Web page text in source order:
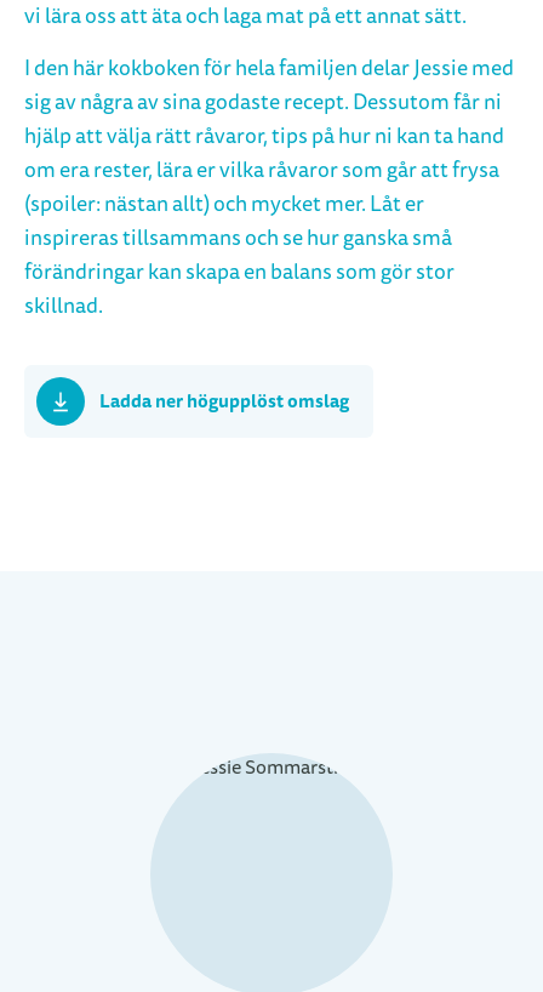
vi lära oss att äta och laga mat på ett annat sätt.
I den här kokboken för hela familjen delar Jessie med
sig av några av sina godaste recept. Dessutom får ni
hjälp att välja rätt råvaror, tips på hur ni kan ta hand
om era rester, lära er vilka råvaror som går att frysa
(spoiler: nästan allt) och mycket mer. Låt er
inspireras tillsammans och se hur ganska små
förändringar kan skapa en balans som gör stor
skillnad.
Ladda ner högupplöst omslag